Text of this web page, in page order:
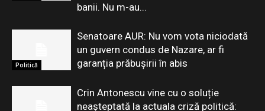
banii. Nu m-au...
Politică
Senatoare AUR: Nu vom vota niciodată
un guvern condus de Nazare, ar fi
garanția prăbușirii în abis
Crin Antonescu vine cu o soluție
neașteptată la actuala criză politică: